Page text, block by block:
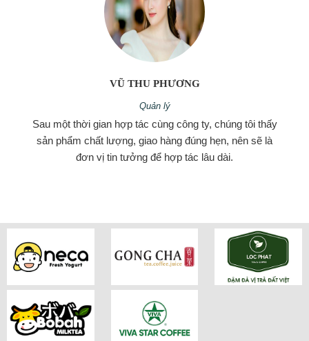
VŨ THU PHƯƠNG
Quản lý
Sau một thời gian hợp tác cùng công ty, chúng tôi thấy
sản phẩm chất lượng, giao hàng đúng hẹn, nên sẽ là
đơn vị tin tưởng để hợp tác lâu dài.